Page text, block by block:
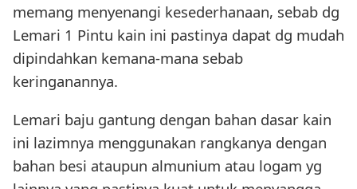
memang menyenangi kesederhanaan, sebab dg
Lemari 1 Pintu kain ini pastinya dapat dg mudah
dipindahkan kemana-mana sebab
keringanannya.
Lemari baju gantung dengan bahan dasar kain
ini lazimnya menggunakan rangkanya dengan
bahan besi ataupun almunium atau logam yg